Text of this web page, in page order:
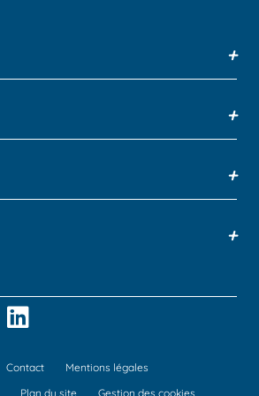
+
+
+
+
Contact
Mentions légales
Plan du site Gestion des cookies